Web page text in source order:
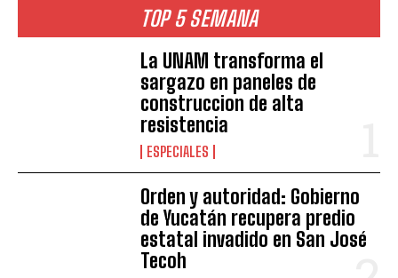
TOP 5 SEMANA
La UNAM transforma el
sargazo en paneles de
construccion de alta
resistencia
ESPECIALES
Orden y autoridad: Gobierno
de Yucatán recupera predio
estatal invadido en San José
Tecoh